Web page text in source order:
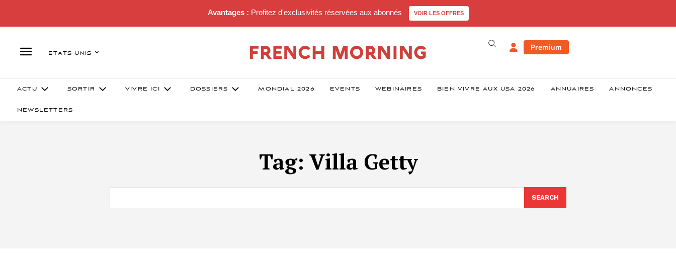
Avantages : Profitez d'exclusivités réservées aux abonnés VOIR LES OFFRES
ETATS UNIS
Premium
ACTU SORTIR VIVRE ICI DOSSIERS MONDIAL 2026 EVENTS WEBINAIRES BIEN VIVRE AUX USA 2026 ANNUAIRES ANNONCES
NEWSLETTERS
Tag: Villa Getty
SEARCH